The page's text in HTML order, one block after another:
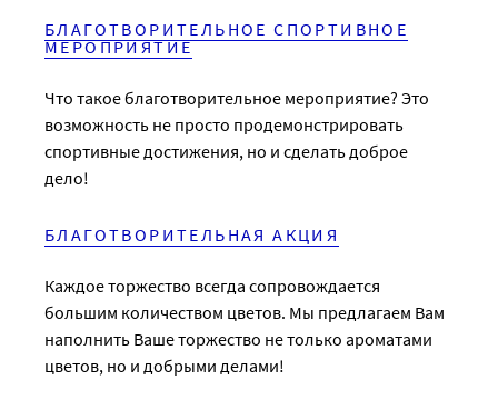
БЛАГОТВОРИТЕЛЬНОЕ СПОРТИВНОЕ
МЕРОПРИЯТИЕ
Что такое благотворительное мероприятие? Это
возможность не просто продемонстрировать
спортивные достижения, но и сделать доброе
дело!
БЛАГОТВОРИТЕЛЬНАЯ АКЦИЯ
Каждое торжество всегда сопровождается
большим количеством цветов. Мы предлагаем Вам
наполнить Ваше торжество не только ароматами
цветов, но и добрыми делами!